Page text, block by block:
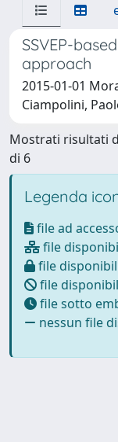
SSVEP-
approach
2015-01-01
Ciampolini,
Mostrati risultati
di 6
Legenda
file ad
file
file
file
file sotto
nessun file